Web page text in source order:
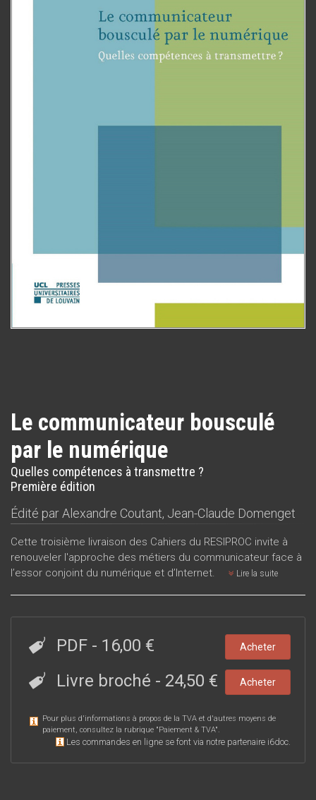
Le communicateur bousculé
par le numérique
Quelles compétences à transmettre ?
Première édition
Édité parAlexandre Coutant, Jean-Claude Domenget
Cette troisième livraison des Cahiers du RESIPROC invite à
renouveler l'approche des métiers du communicateur face à
l’essor conjoint du numérique et d’Internet.
Lire la suite
PDF - 16,00 € Acheter
Livre broché - 24,50 € Acheter
Pour plus d'informations à propos de la TVA et d'autres moyens de
paiement, consultez la rubrique "Paiement & TVA".
Les commandes en ligne se font via notre partenaire i6doc.